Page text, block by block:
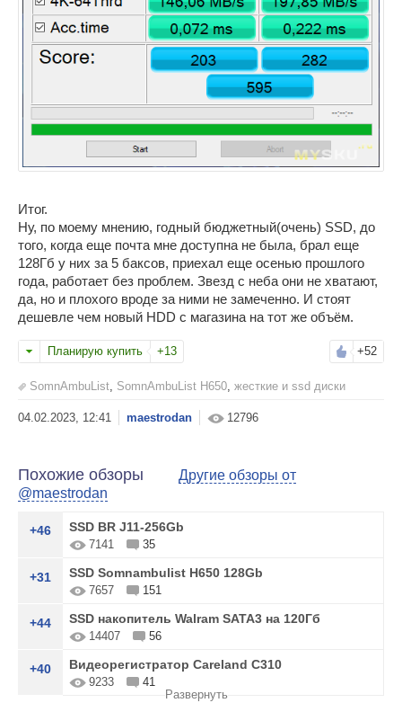
Итог.
Ну, по моему мнению, годный бюджетный(очень) SSD, до
того, когда еще почта мне доступна не была, брал еще
128Гб у них за 5 баксов, приехал еще осенью прошлого
года, работает без проблем. Звезд с неба они не хватают,
да, но и плохого вроде за ними не замеченно. И стоят
дешевле чем новый HDD с магазина на тот же объём.
Планирую купить +13 +52
SomnAmbuList, SomnAmbuList H650, жесткие и ssd диски
maestrodan 12796
Похожие обзоры
Другие обзоры от
@maestrodan
+46 SSD BR J11-256Gb
7141 35
+31 SSD Somnambulist H650 128Gb
7657 151
+44 SSD накопитель Walram SATA3 на 120Гб
14407 56
+40 Видеорегистратор Careland C310
9233
41
Развернуть